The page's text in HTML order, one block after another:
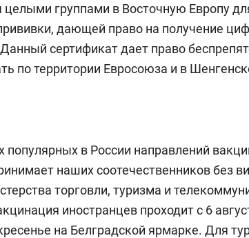
целыми группами в Восточную Европу
дающей право на получение
сертификат дает право
по территории Евросоюза и в
популярных в России направлений
наших соотечественников без
торговли, туризма и
иностранцев проходит с 6
на Белградской ярмарке. Для